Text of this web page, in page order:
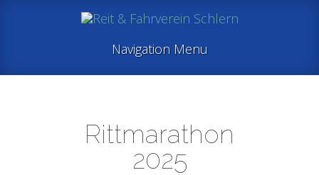
Navigation Menu
Rittmarathon
2025